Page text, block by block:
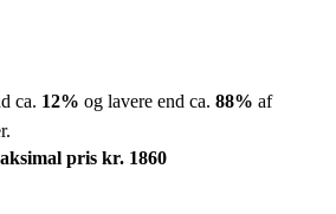
ca. 12% og lavere end ca. 88% af
pris kr. 1860